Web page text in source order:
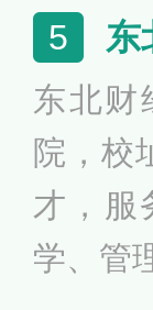
养与继
资培训
研基地
教师教
5 东
东北财
院，校
才，服
学、管